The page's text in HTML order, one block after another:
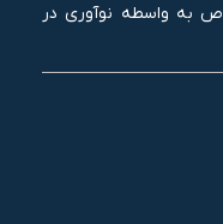
به واسطه نوآوری در